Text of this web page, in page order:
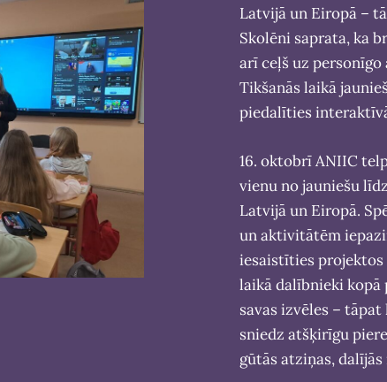
Latvijā un Eiropā –
Skolēni saprata, ka
arī ceļš uz
Tikšanās laikā
piedalīties
16. oktobrī ANIIC
vienu no jauniešu
Latvijā un Eiropā.
un aktivitātēm
iesaistīties projektos
laikā dalībnieki
savas izvēles –
sniedz atšķirīgu
gūtās atziņas,